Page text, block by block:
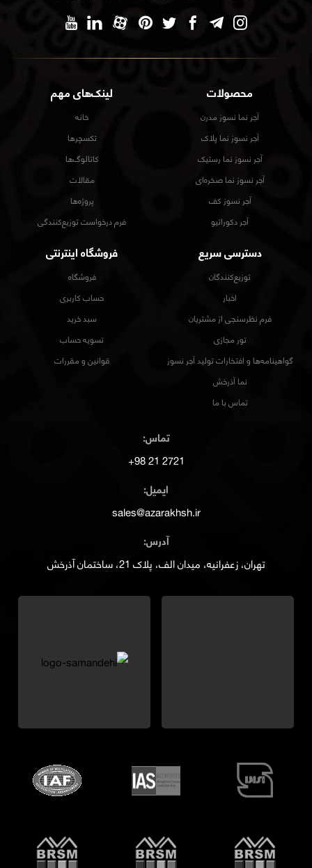
محصولات
آجر نما نسوز مدرن
آجر نسوز نما پلاک
آجر نسوز نما رستیک
آجر نسوز نما صخره‌ای
آجر نسوز کف
آجر دکوراتیو
لینک‌های مهم
خانه
تکسچرها
کاتالوگ‌ها
مقالات
پروژه‌ها
فرم درخواست توزیع‌کنندگی
دسترسی سریع
توزیع‌کنندگان
اخبار
فرم نظرسنجی از مشتریان
تور مجازی
گواهینامه‌ها و افتخارات تولید آجر نسوز
نما آذرخش
تماس با ما
فروشگاه اینترنتی
فروشگاه
حساب کاربری
سبد خرید
تسویه حساب
قوانین و مقررات
تماس:
2721 21 98+
ایمیل:
sales@azarakhsh.ir
آدرس:
تهران، زعفرانیه، میدان الف، پلاک 21، ساختمان آذرخش